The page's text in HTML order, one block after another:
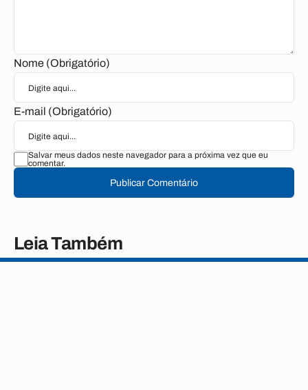
Nome (Obrigatório)
E-mail (Obrigatório)
Salvar meus dados neste navegador para a próxima vez que eu
comentar.
Publicar Comentário
Leia Também